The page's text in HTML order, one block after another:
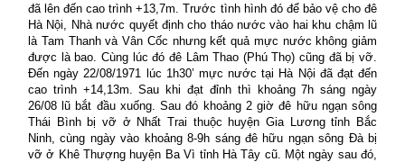
đã lên đến cao trình +13,7m. Trước tình hình đó để bảo vệ cho đê
Hà Nội, Nhà nước quyết định cho tháo nước vào hai khu chậm lũ
là Tam Thanh và Vân Cốc nhưng kết quả mực nước không giảm
được là bao. Cùng lúc đó đê Lâm Thao (Phú Thọ) cũng đã bị vỡ.
Đến ngày 22/08/1971 lúc 1h30’ mực nước tại Hà Nội đã đạt đến
cao trình +14,13m. Sau khi đạt đỉnh thì khoảng 7h sáng ngày
26/08 lũ bắt đầu xuống. Sau đó khoảng 2 giờ đê hữu ngạn sông
Thái Bình bị vỡ ở Nhất Trai thuộc huyện Gia Lương tỉnh Bắc
Ninh, cùng ngày vào khoảng 8-9h sáng đê hữu ngạn sông Đà bị
vỡ ở Khê Thượng huyện Ba Vì tỉnh Hà Tây cũ. Một ngày sau đó,